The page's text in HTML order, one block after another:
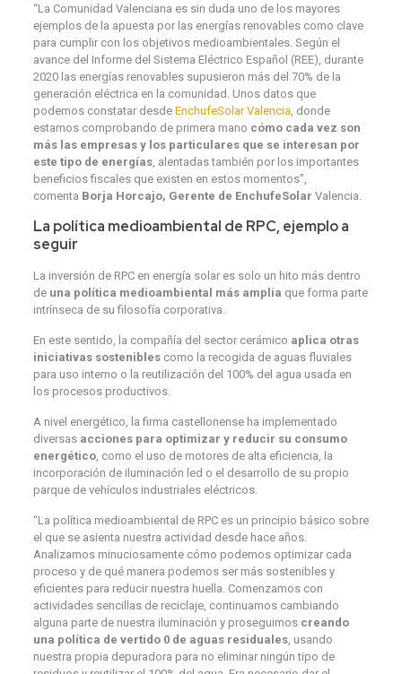
“La Comunidad Valenciana es sin duda uno de los mayores
ejemplos de la apuesta por las energías renovables como clave
para cumplir con los objetivos medioambientales. Según el
avance del Informe del Sistema Eléctrico Español (REE), durante
2020 las energías renovables supusieron más del 70% de la
generación eléctrica en la comunidad. Unos datos que
podemos constatar desde EnchufeSolar Valencia , donde
estamos comprobando de primera mano cómo cada vez son
más las empresas y los particulares que se interesan por
este tipo de energías, alentadas también por los importantes
beneficios fiscales que existen en estos momentos”,
comenta Borja Horcajo, Gerente de EnchufeSolar Valencia.
La política medioambiental de RPC, ejemplo a
seguir
La inversión de RPC en energía solar es solo un hito más dentro
de una política medioambiental más amplia que forma parte
intrínseca de su filosofía corporativa.
En este sentido, la compañía del sector cerámico aplica otras
iniciativas sosteniblescomo la recogida de aguas fluviales
para uso interno o la reutilización del 100% del agua usada en
los procesos productivos.
A nivel energético, la firma castellonense ha implementado
diversas acciones para optimizar y reducir su consumo
energético, como el uso de motores de alta eficiencia, la
incorporación de iluminación led o el desarrollo de su propio
parque de vehículos industriales eléctricos.
“La política medioambiental de RPC es un principio básico sobre
el que se asienta nuestra actividad desde hace años.
Analizamos minuciosamente cómo podemos optimizar cada
proceso y de qué manera podemos ser más sostenibles y
eficientes para reducir nuestra huella. Comenzamos con
actividades sencillas de reciclaje, continuamos cambiando
alguna parte de nuestra iluminación y proseguimos creando
una política de vertido 0 de aguas residuales, usando
nuestra propia depuradora para no eliminar ningún tipo de